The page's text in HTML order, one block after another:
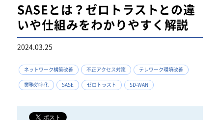
SASEとは？ゼロトラストとの違
いや仕組みをわかりやすく解説
2024.03.25
ネットワーク構築改善 不正アクセス対策 テレワーク環境改善
業務効率化 SASE ゼロトラスト SD-WAN